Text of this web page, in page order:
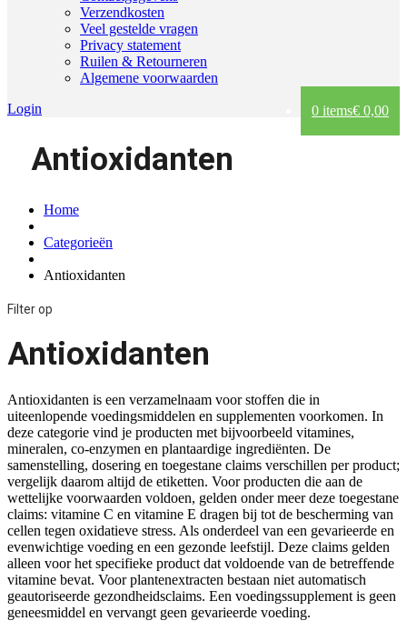
Verzendkosten
Veel gestelde vragen
Privacy statement
Ruilen & Retourneren
Algemene voorwaarden
0 items€ 0,00
Login
Antioxidanten
Home
Categorieën
Antioxidanten
Filter op
Antioxidanten
Antioxidanten is een verzamelnaam voor stoffen die in
uiteenlopende voedingsmiddelen en supplementen voorkomen. In
deze categorie vind je producten met bijvoorbeeld vitamines,
mineralen, co-enzymen en plantaardige ingrediënten. De
samenstelling, dosering en toegestane claims verschillen per product;
vergelijk daarom altijd de etiketten. Voor producten die aan de
wettelijke voorwaarden voldoen, gelden onder meer deze toegestane
claims: vitamine C en vitamine E dragen bij tot de bescherming van
cellen tegen oxidatieve stress. Als onderdeel van een gevarieerde en
evenwichtige voeding en een gezonde leefstijl. Deze claims gelden
alleen voor het specifieke product dat voldoende van de betreffende
vitamine bevat. Voor plantenextracten bestaan niet automatisch
geautoriseerde gezondheidsclaims. Een voedingssupplement is geen
geneesmiddel en vervangt geen gevarieerde voeding.